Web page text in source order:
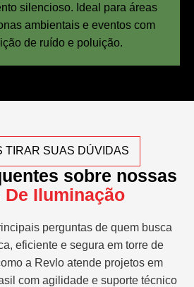
silencioso. Ideal para áreas
ambientais e eventos com
de ruído e poluição.
TIRAR SUAS DÚVIDAS
sobre nossas
De Iluminação
perguntas de quem busca
eficiente e segura em torre de
a Revlo atende projetos em
com agilidade e suporte técnico